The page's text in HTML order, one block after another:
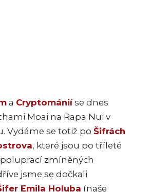
a Cryptomániíse dnes
Moai na Rapa Nui v
Vydáme se totiž po Šifrách
, které jsou po tříleté
zmíněných
jsme se dočkali
Emila Holuba (naše